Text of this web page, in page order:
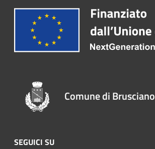
Comune di Brusciano
SEGUICI SU